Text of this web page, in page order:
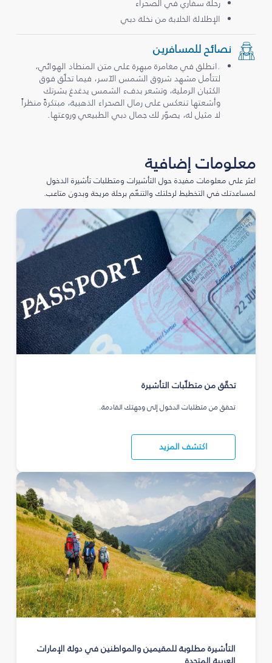
رحلة سفاري في الصحراء
الإطلالة الخلابة من نخلة دبي
نصائح للمسافرين
.انطلق في مغامرة مبهرة على متن المنطاد الهوائي،
لتتأمل مشهد شروق الشمس الآسر، فيما تحلّق فوق
الكثبان الرملية، وتشعر بدفء الشمس يدغدغ بشرتك
وأشعتها تنعكس على رمال الصحراء الذهبية، مبتكرةً منظراً
لا مثيل له، يصوّر لك جمال دبي الطبيعي وروعتها.
معلومات إضافية
اعثر على معلومات مفيدة حول التأشيرات ومتطلبات تأشيرة الدخول
لمساعدتك في التخطيط لرحلتك والتنعّم برحلة مريحة وبدون متاعب.
تحقّق من متطلّبات التأشيرة
تحقق من متطلبات الدخول إلى وجهتك القادمة.
اكتشف المزيد
التأشيرة مطلوبة للمقيمين والمواطنين في دولة الإمارات